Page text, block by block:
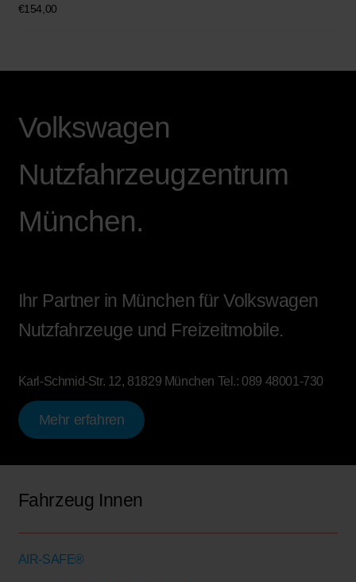
€154,00
Volkswagen
Nutzfahrzeugzentrum
München.
Ihr Partner in München für Volkswagen
Nutzfahrzeuge und Freizeitmobile.
Karl-Schmid-Str. 12, 81829 München Tel.: 089 48001-730
Mehr erfahren
Fahrzeug Innen
AIR-SAFE®